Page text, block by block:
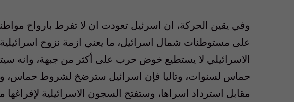
وفي يقين الحركة، ان اسرئيل تعودت ان لا تفرط بارواح
على مستوطنات شمال اسرائيل، ما يعني ازمة نزوح
الاسرائيلي لا يستطيع خوض حرب على أكثر من جبهة، وانه
حماس لسنوات، وتاليا فإن اسرائيل سترضخ لشروط حماس،
مقابل استرداد اسراها، وستفتح السجون الاسرائيلية لإفراغها